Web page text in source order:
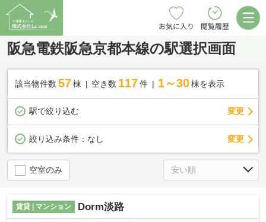
お気に入り 閲覧履歴
阪急電鉄阪急京都本線の駅選択画面
該当物件数 57棟 空き数 117 件 1～30 棟を表示
駅で絞り込む 変更
絞り込み条件： なし 変更
空室のみ
賃貸 | マンション Dorm淡路